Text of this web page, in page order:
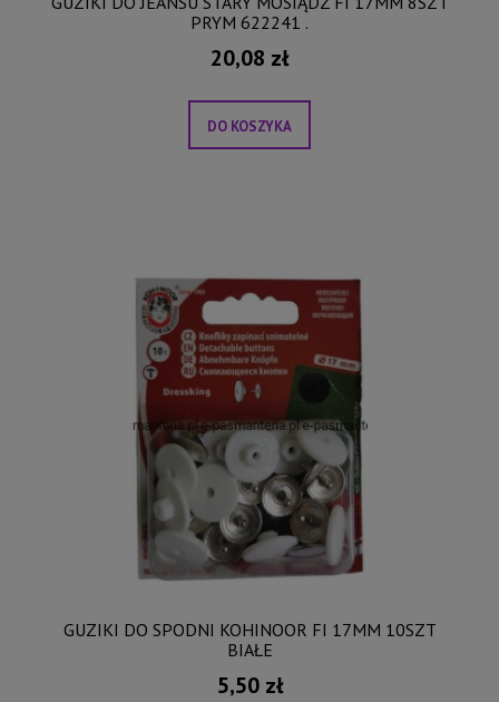
PRYM 622241 .
20,08 zł
DO KOSZYKA
GUZIKI DO SPODNI KOHINOOR FI 17MM 10SZT
BIAŁE
5,50 zł